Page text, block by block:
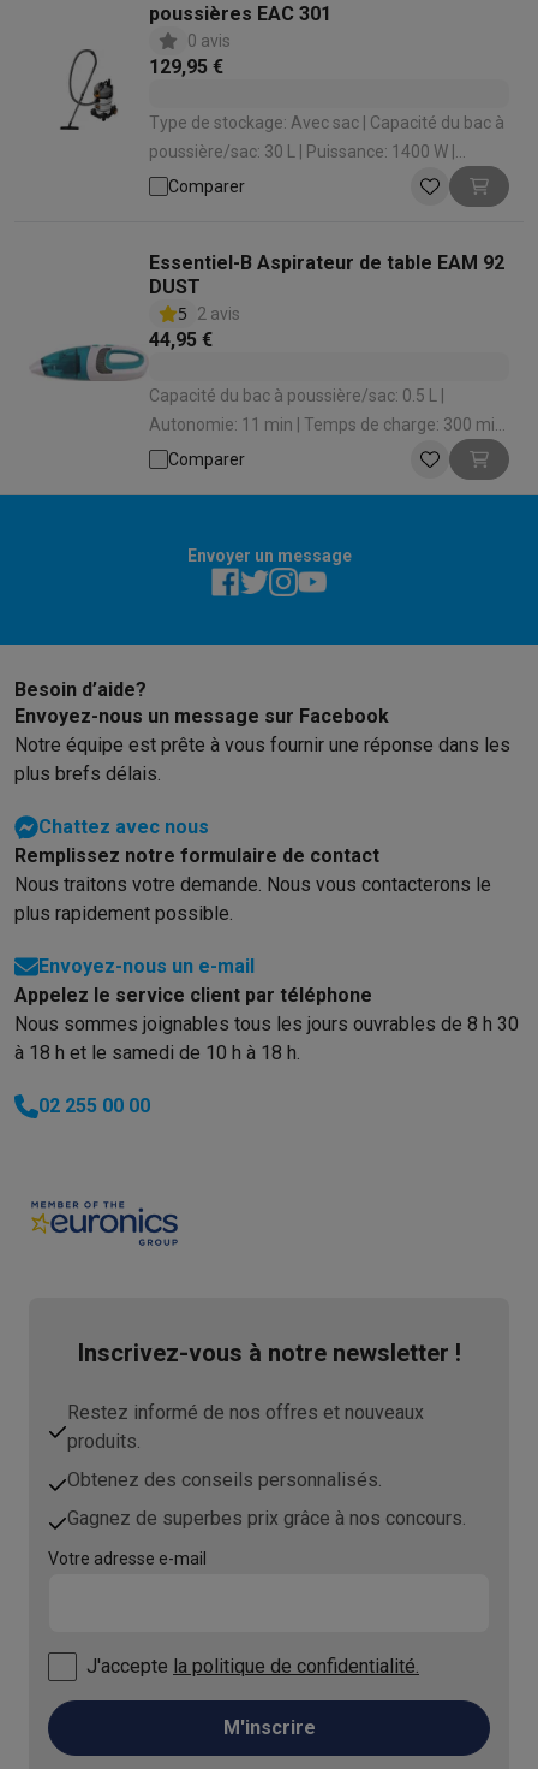
poussières EAC 301
0 avis
129,95 €
Type de stockage: Avec sac | Capacité du bac à
poussière/sac: 30 L | Puissance: 1400 W |
Fonction soufflerie: Oui | Aspiration de l'eau: Oui
Comparer
Essentiel-B Aspirateur de table EAM 92
DUST
5
2 avis
44,95 €
Capacité du bac à poussière/sac: 0.5 L |
Autonomie: 11 min | Temps de charge: 300 min
| Station de chargement: Oui | Convient pour
Comparer
Envoyer un message
Besoin d’aide?
Envoyez-nous un message sur Facebook
Notre équipe est prête à vous fournir une réponse dans les
plus brefs délais.
Chattez avec nous
Remplissez notre formulaire de contact
Nous traitons votre demande. Nous vous contacterons le
plus rapidement possible.
Envoyez-nous un e-mail
Appelez le service client par téléphone
Nous sommes joignables tous les jours ouvrables de 8 h 30
à 18 h et le samedi de 10 h à 18 h.
02 255 00 00
Inscrivez-vous à notre newsletter !
Restez informé de nos offres et nouveaux
produits.
Obtenez des conseils personnalisés.
Gagnez de superbes prix grâce à nos concours.
Votre adresse e-mail
J'accepte la politique de confidentialité.
M'inscrire